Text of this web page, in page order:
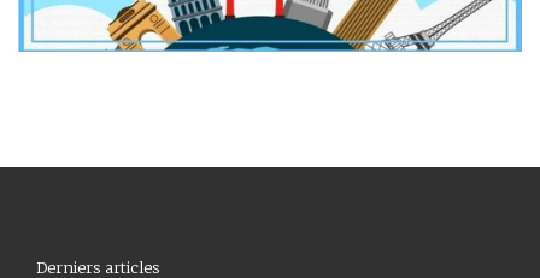
Derniers articles